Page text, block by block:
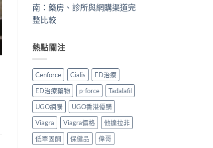
南：藥房、診所與網購渠道完
整比較
熱點關注
Cenforce Cialis
ED治療
ED治療藥物
p-force
Tadalafil
UGO網購
UGO香港優購
Viagra
Viagra價格
他達拉非
低睪固酮
保健品 偉哥